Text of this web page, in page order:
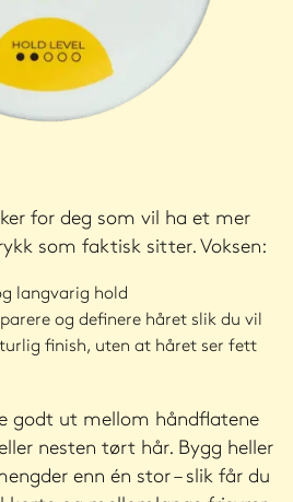
for deg som vil ha et mer
som faktisk sitter. Voksen:
langvarig hold
og definere håret slik du vil
finish, uten at håret ser fett
godt ut mellom håndflatene
nesten tørt hår. Bygg heller
enn én stor – slik får du